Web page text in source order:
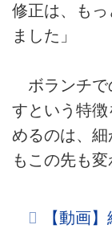
修正は、も
ました」
ボランチで
すという特
めるのは、
もこの先も変
【動画